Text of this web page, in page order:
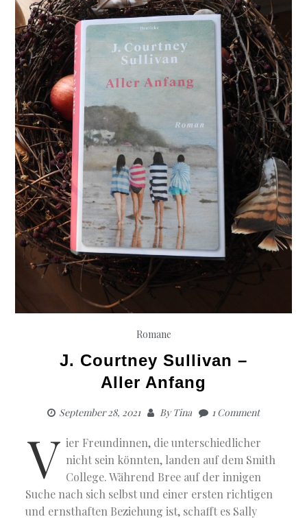
Romane
J. Courtney Sullivan –
Aller Anfang
September 28, 2021 ByTina 1 Comment
V ier Freundinnen, die unterschiedlicher
nicht sein könnten, landen auf dem Smith
College. Während Bree auf der innigen
Suche nach sich selbst und einer ersten richtigen
und ernsthaften Beziehung ist, schafft es Sally